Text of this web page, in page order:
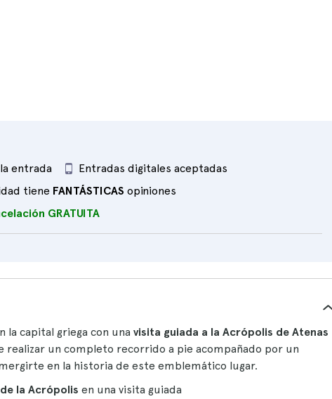
entrada
Entradas digitales aceptadas
tiene FANTÁSTICAS opiniones
GRATUITA
la capital griega con una visita guiada a la Acrópolis de Atenas
realizar un completo recorrido a pie acompañado por un
en la historia de este emblemático lugar.
la Acrópolis en una visita guiada